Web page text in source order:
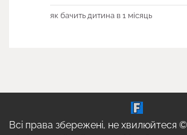
як бачить дитина в 1 місяць
Всі права збережені, не хвилюйтеся